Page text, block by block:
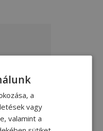
a
vagy
valamint a